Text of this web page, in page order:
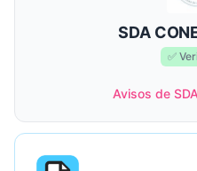
SDA
✅
Avisos de